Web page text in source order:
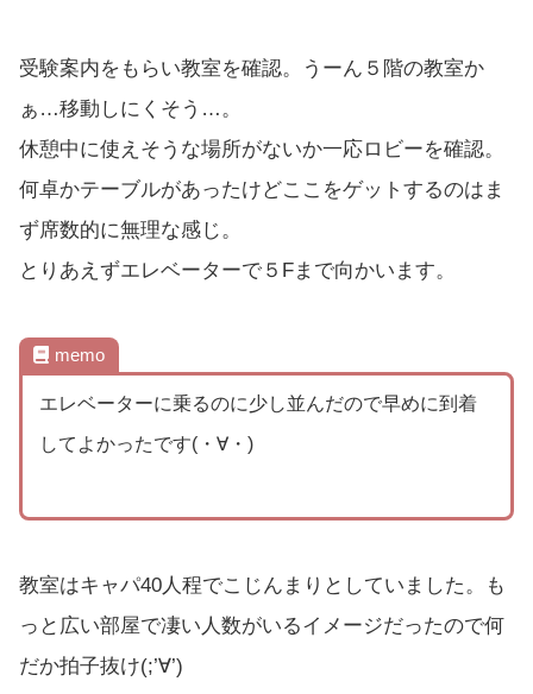
受験案内をもらい教室を確認。うーん５階の教室か
ぁ…移動しにくそう…。
休憩中に使えそうな場所がないか一応ロビーを確認。
何卓かテーブルがあったけどここをゲットするのはま
ず席数的に無理な感じ。
とりあえずエレベーターで５Fまで向かいます。
memo
エレベーターに乗るのに少し並んだので早めに到着
してよかったです(・∀・)
教室はキャパ40人程でこじんまりとしていました。も
っと広い部屋で凄い人数がいるイメージだったので何
だか拍子抜け(;’∀’)